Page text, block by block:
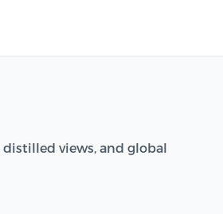
distilled views, and global